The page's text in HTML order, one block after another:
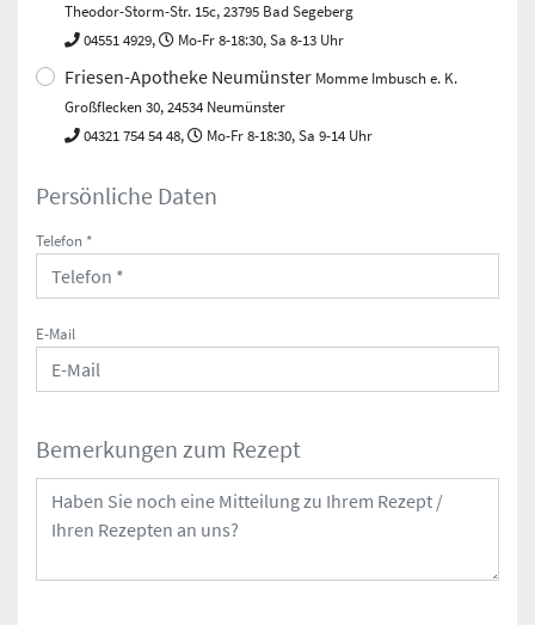
Theodor-Storm-Str. 15c, 23795 Bad Segeberg
04551 4929,
Mo-Fr 8-18:30, Sa 8-13 Uhr
Friesen-Apotheke Neumünster Momme Imbusch e. K.
Großflecken 30, 24534 Neumünster
04321 754 54 48,
Mo-Fr 8-18:30, Sa 9-14 Uhr
Persönliche Daten
Telefon *
E-Mail
Bemerkungen zum Rezept